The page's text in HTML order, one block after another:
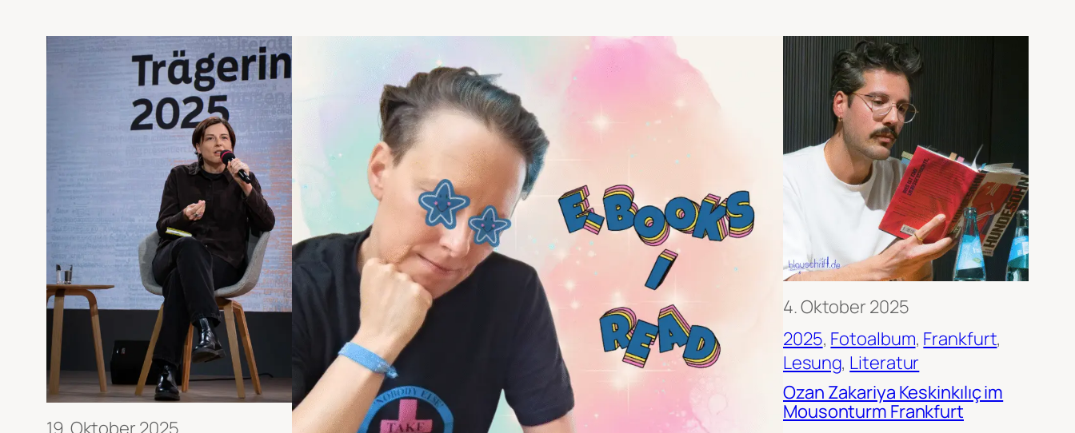
4. Oktober 2025
2025, Fotoalbum, Frankfurt
Lesung, Literatur
Ozan Zakariya Keskinkılıç im
Mousonturm Frankfurt